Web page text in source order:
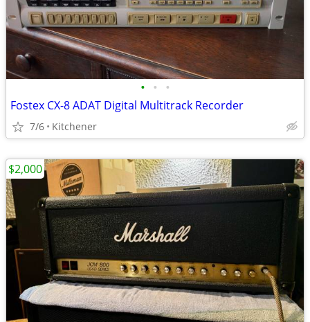
• • •
Fostex CX-8 ADAT Digital Multitrack Recorder
7/6 Kitchener
$2,000